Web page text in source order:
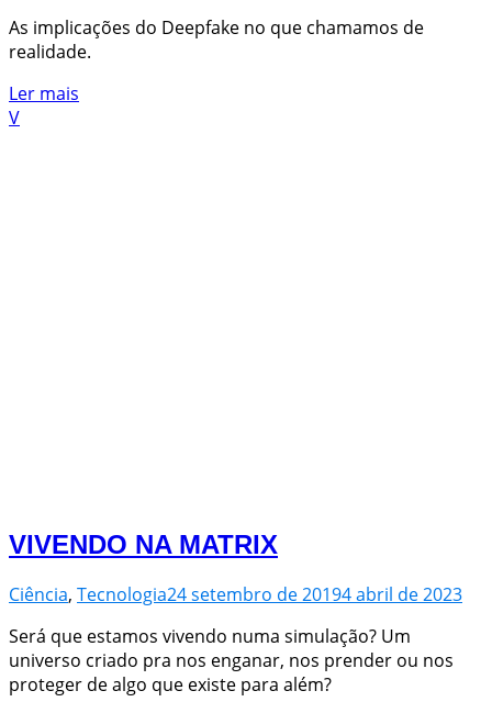
As implicações do Deepfake no que chamamos de
realidade.
Ler mais
V
VIVENDO NA MATRIX
Ciência, Tecnologia24 setembro de 20194 abril de 2023
Será que estamos vivendo numa simulação? Um
universo criado pra nos enganar, nos prender ou nos
proteger de algo que existe para além?